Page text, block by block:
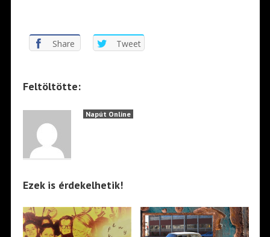
Share Tweet
Feltöltötte:
Napút Online
Ezek is érdekelhetik!